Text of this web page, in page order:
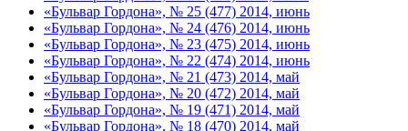
«Бульвар Гордона», № 25 (477) 2014, июнь
«Бульвар Гордона», № 24 (476) 2014, июнь
«Бульвар Гордона», № 23 (475) 2014, июнь
«Бульвар Гордона», № 22 (474) 2014, июнь
«Бульвар Гордона», № 21 (473) 2014, май
«Бульвар Гордона», № 20 (472) 2014, май
«Бульвар Гордона», № 19 (471) 2014, май
«Бульвар Гордона», № 18 (470) 2014, май